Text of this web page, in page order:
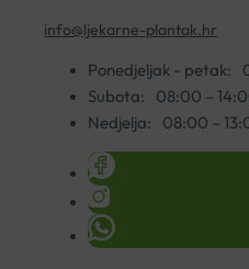
info@ljekarne-plantak.hr
Ponedjeljak - petak:
Subota:
08:00 –
Nedjelja:
08:00 –